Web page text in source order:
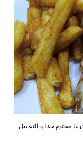
محترم جدا و التعامل